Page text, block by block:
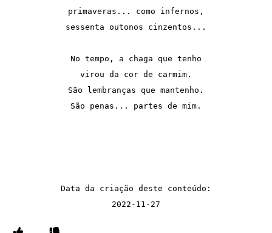
primaveras... como infernos,
sessenta outonos cinzentos...
No tempo, a chaga que tenho
virou da cor de carmim.
São lembranças que mantenho.
São penas... partes de mim.
Data da criação deste conteúdo: